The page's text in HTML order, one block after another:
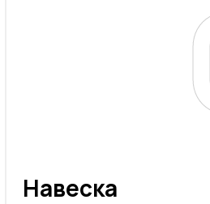
Навеска